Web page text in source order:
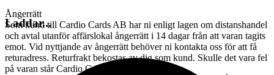
Ångerrätt
Som kund till Cardio Cards AB har ni enligt lagen om distanshandel
och avtal utanför affärslokal ångerrätt i 14 dagar från att varan tagits
emot. Vid nyttjande av ångerrätt behöver ni kontakta oss för att få
returadress. Returfrakt bekostas av dig som kund. Skulle det vara fel
på varan står Cardio Cards AB för returfrakten.
Laddar...